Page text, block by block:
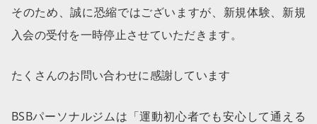
そのため、誠に恐縮ではございますが、新規体験、新規
入会の受付を一時停止させていただきます。
たくさんのお問い合わせに感謝しています
BSBパーソナルジムは「運動初心者でも安心して通える